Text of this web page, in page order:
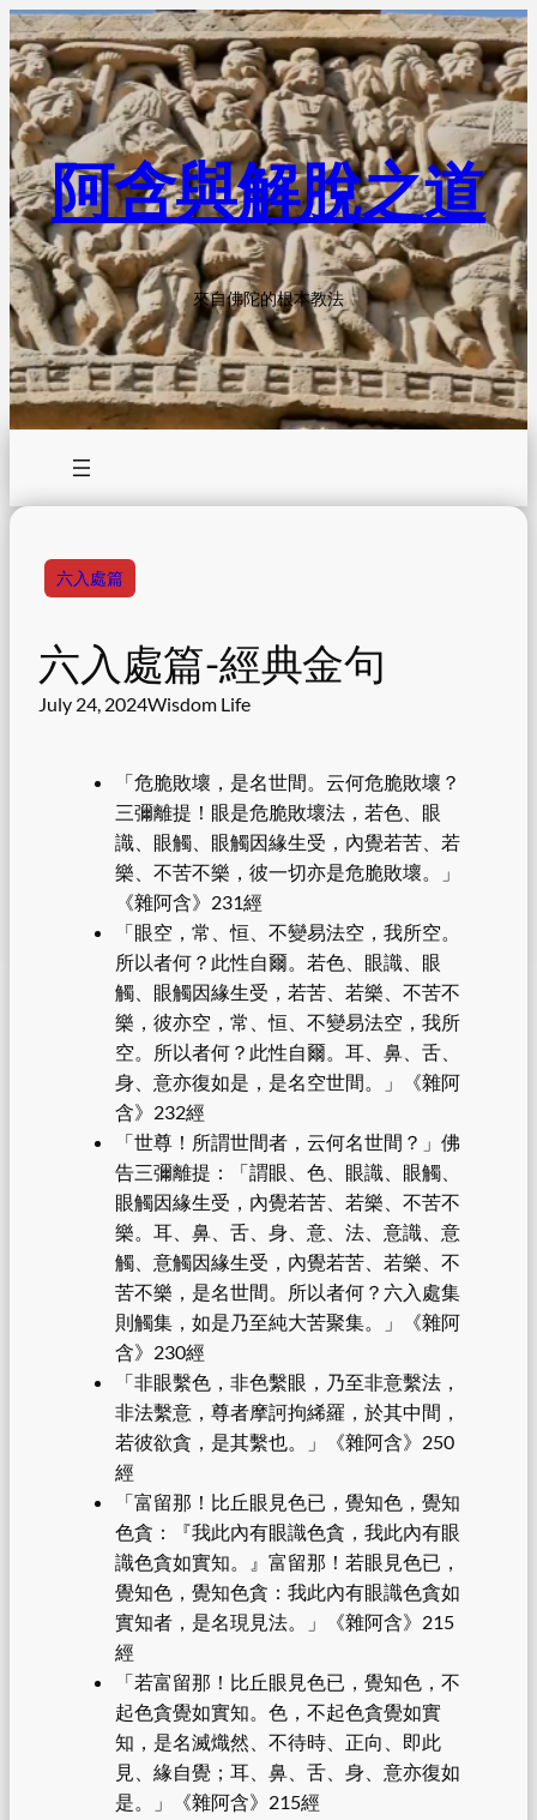
Skip
to
content
阿含與解脫之道
來自佛陀的根本教法
六入處篇
六入處篇-經典金句
July 24, 2024Wisdom Life
「危脆敗壞，是名世間。云何危脆敗壞？
三彌離提！眼是危脆敗壞法，若色、眼
識、眼觸、眼觸因緣生受，內覺若苦、若
樂、不苦不樂，彼一切亦是危脆敗壞。」
《雜阿含》231經
「眼空，常、恒、不變易法空，我所空。
所以者何？此性自爾。若色、眼識、眼
觸、眼觸因緣生受，若苦、若樂、不苦不
樂，彼亦空，常、恒、不變易法空，我所
空。所以者何？此性自爾。耳、鼻、舌、
身、意亦復如是，是名空世間。」《雜阿
含》232經
「世尊！所謂世間者，云何名世間？」佛
告三彌離提：「謂眼、色、眼識、眼觸、
眼觸因緣生受，內覺若苦、若樂、不苦不
樂。耳、鼻、舌、身、意、法、意識、意
觸、意觸因緣生受，內覺若苦、若樂、不
苦不樂，是名世間。所以者何？六入處集
則觸集，如是乃至純大苦聚集。」《雜阿
含》230經
「非眼繫色，非色繫眼，乃至非意繫法，
非法繫意，尊者摩訶拘絺羅，於其中間，
若彼欲貪，是其繫也。」《雜阿含》250
經
「富留那！比丘眼見色已，覺知色，覺知
色貪：『我此內有眼識色貪，我此內有眼
識色貪如實知。』富留那！若眼見色已，
覺知色，覺知色貪：我此內有眼識色貪如
實知者，是名現見法。」《雜阿含》215
經
「若富留那！比丘眼見色已，覺知色，不
起色貪覺如實知。色，不起色貪覺如實
知，是名滅熾然、不待時、正向、即此
見、緣自覺；耳、鼻、舌、身、意亦復如
是。」《雜阿含》215經